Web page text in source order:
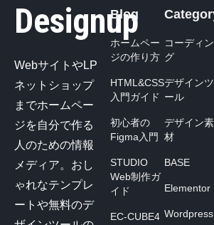
Designup
WebサイトやLP
ネットショップ
までホームペー
ジを自分で作る
人のための情報
メディア。おし
ゃれなテンプレ
ートや無料のデ
Blog
ホームペー
ジの作り方
HTML&CSS
入門ガイド
初心者の
Figma入門
STUDIO
Web制作ガ
イド
EC-CUBE4
コーディン
グ
デザインツ
ール
デザイン素
材
BASE
Elementor
Wordpress